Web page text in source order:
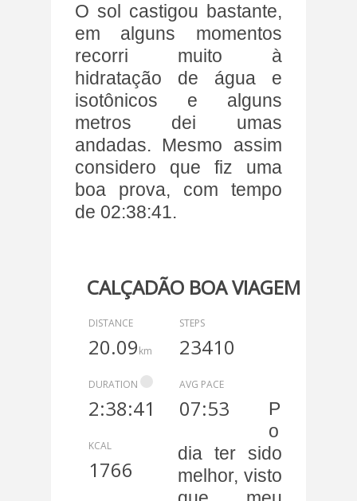
O sol castigou bastante,
em alguns momentos
recorri muito à
hidratação de água e
isotônicos e alguns
metros dei umas
andadas. Mesmo assim
considero que fiz uma
boa prova, com tempo
de 02:38:41.
CALÇADÃO BOA VIAGEM 057
LIVRE
DISTANCE
20.09km
STEPS
23410
DURATION
2:38:41
AVG PACE
07:53
KCAL
1766
P
o
dia ter sido
melhor, visto